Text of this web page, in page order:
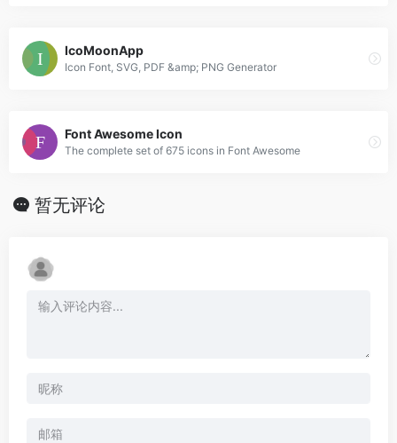
IcoMoonApp
Icon Font, SVG, PDF &amp; PNG Generator
Font Awesome Icon
The complete set of 675 icons in Font Awesome
暂无评论